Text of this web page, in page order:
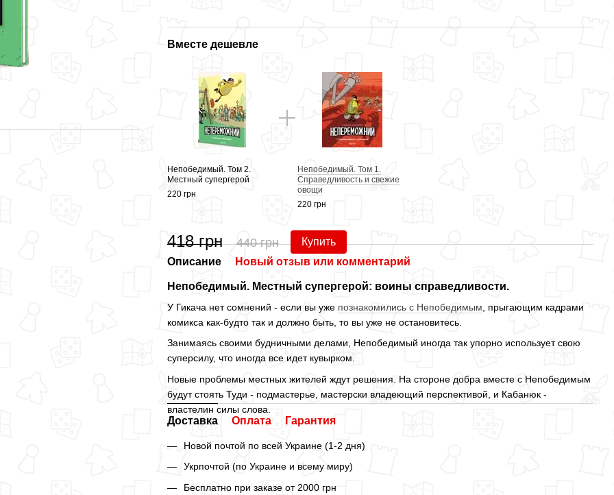
Вместе дешевле
Непобедимый. Том 2.
Местный супергерой
220 грн
Непобедимый. Том 1.
Справедливость и свежие
овощи
220 грн
418 грн 440 грн Купить
Описание Новый отзыв или комментарий
Непобедимый. Местный супергерой: воины справедливости.
У Гикача нет сомнений - если вы уже познакомились с Непобедимым , прыгающим кадрами
комикса как-будто так и должно быть, то вы уже не остановитесь.
Занимаясь своими будничными делами, Непобедимый иногда так упорно использует свою
суперсилу, что иногда все идет кувырком.
Новые проблемы местных жителей ждут решения. На стороне добра вместе с Непобедимым
будут стоять Туди - подмастерье, мастерски владеющий перспективой, и Кабанюк -
властелин силы слова.
Доставка Оплата Гарантия
Новой почтой по всей Украине (1-2 дня)
Укрпочтой (по Украине и всему миру)
Бесплатно при заказе от 2000 грн